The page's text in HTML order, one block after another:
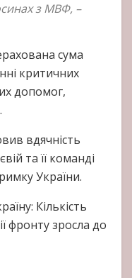
з МВФ, –
сума
критичних
допомог,
вдячність
та її команді
України.
Кількість
фронту зросла до